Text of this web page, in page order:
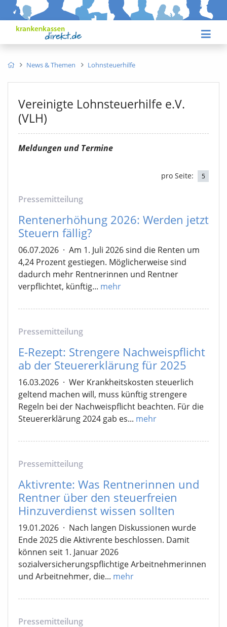
News & Themen Lohnsteuerhilfe
Vereinigte Lohnsteuerhilfe e.V.
(VLH)
Meldungen und Termine
pro Seite: 5
Pressemitteilung
Rentenerhöhung 2026: Werden jetzt
Steuern fällig?
06.07.2026 · Am 1. Juli 2026 sind die Renten um
4,24 Prozent gestiegen. Möglicherweise sind
dadurch mehr Rentnerinnen und Rentner
verpflichtet, künftig... mehr
Pressemitteilung
E-Rezept: Strengere Nachweispflicht
ab der Steuererklärung für 2025
16.03.2026 · Wer Krankheitskosten steuerlich
geltend machen will, muss künftig strengere
Regeln bei der Nachweispflicht beachten. Für die
Steuererklärung 2024 gab es... mehr
Pressemitteilung
Aktivrente: Was Rentnerinnen und
Rentner über den steuerfreien
Hinzuverdienst wissen sollten
19.01.2026 · Nach langen Diskussionen wurde
Ende 2025 die Aktivrente beschlossen. Damit
können seit 1. Januar 2026
sozialversicherungspflichtige Arbeitnehmerinnen
und Arbeitnehmer, die... mehr
Pressemitteilung